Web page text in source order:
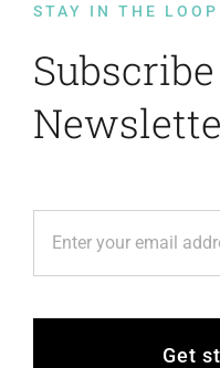
STAY IN THE LOOP
Get